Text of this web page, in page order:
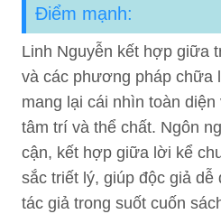
Điểm mạnh:
Linh Nguyễn kết hợp giữa
và các phương pháp chữa
mang lại cái nhìn toàn
tâm trí và thể chất. Ngôn
cận, kết hợp giữa lời kể
sắc triết lý, giúp độc giả dễ
tác giả trong suốt cuốn